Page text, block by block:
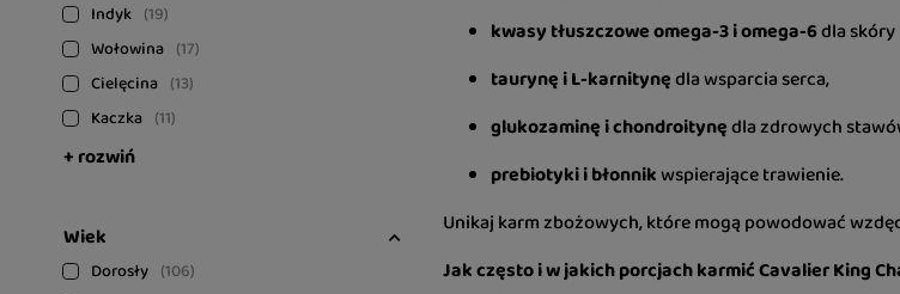
Indyk
19
Wołowina
17
Cielęcina
13
Kaczka
11
+ rozwiń
Wiek
Dorosły
106
kwasy tłuszczowe omega-3 i omega-6dla skóry
taurynę i L-karnitynędla wsparcia serca,
glukozaminę i chondroitynędla zdrowych
prebiotyki i błonnikwspierające trawienie.
Unikaj karm zbożowych, które mogą powodować
Jak często i w jakich porcjach karmić Cavalier King